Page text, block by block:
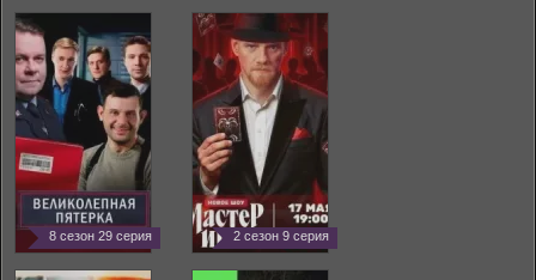
8 сезон 29 серия 2 сезон 9 серия